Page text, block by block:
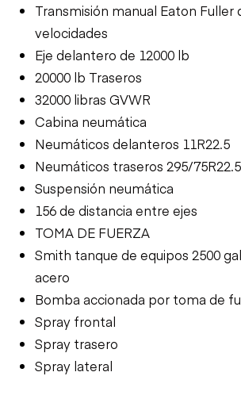
Transmisión manual Eaton Fuller
velocidades
Eje delantero de 12000 lb
20000 lb Traseros
32000 libras GVWR
Cabina neumática
Neumáticos delanteros 11R22.5
Neumáticos traseros 295/75R22.5
Suspensión neumática
156 de distancia entre ejes
TOMA DE FUERZA
Smith tanque de equipos 2500
acero
Bomba accionada por toma de
Spray frontal
Spray trasero
Spray lateral